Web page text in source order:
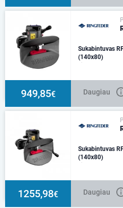
Sukabintuvas
(140x80)
Ø 40
100 Svirties
aukštyn
949,85€ Daugiau
Sukabintuvas
(140x80)
Ø 40
100 Svirties
1255,98€ Daugiau